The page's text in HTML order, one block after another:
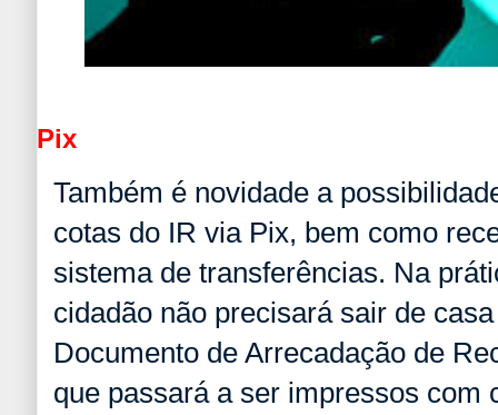
Pix
Também é novidade a
cotas do IR via Pix, bem como
sistema de transferências. Na
cidadão não precisará sair de
Documento de Arrecadação de
que passará a ser impressos com